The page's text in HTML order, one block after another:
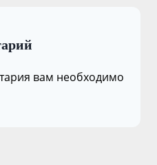
вам необходимо